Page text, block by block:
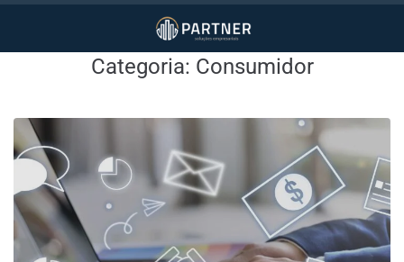
Categoria: Consumidor